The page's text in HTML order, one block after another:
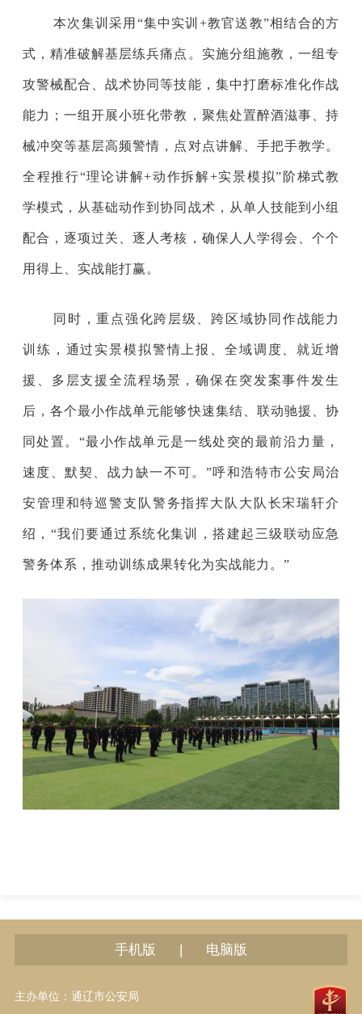
本次集训采用“集中实训+教官送教”相结合的方
式，精准破解基层练兵痛点。实施分组施教，一组专
攻警械配合、战术协同等技能，集中打磨标准化作战
能力；一组开展小班化带教，聚焦处置醉酒滋事、持
械冲突等基层高频警情，点对点讲解、手把手教学。
全程推行“理论讲解+动作拆解+实景模拟”阶梯式教
学模式，从基础动作到协同战术，从单人技能到小组
配合，逐项过关、逐人考核，确保人人学得会、个个
用得上、实战能打赢。
同时，重点强化跨层级、跨区域协同作战能力
训练，通过实景模拟警情上报、全域调度、就近增
援、多层支援全流程场景，确保在突发案事件发生
后，各个最小作战单元能够快速集结、联动驰援、协
同处置。“最小作战单元是一线处突的最前沿力量，
速度、默契、战力缺一不可。”呼和浩特市公安局治
安管理和特巡警支队警务指挥大队大队长宋瑞轩介
绍，“我们要通过系统化集训，搭建起三级联动应急
警务体系，推动训练成果转化为实战能力。”
手机版 | 电脑版
主办单位：通辽市公安局